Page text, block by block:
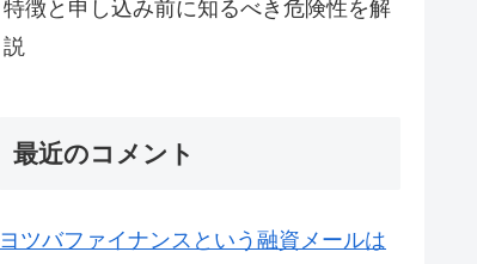
特徴と申し込み前に知るべき危険性を解
説
最近のコメント
ヨツバファイナンスという融資メールは